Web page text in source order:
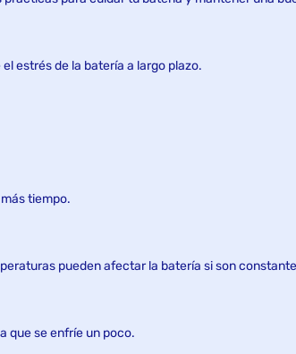
estrés de la batería a largo plazo.
tiempo.
pueden afectar la batería si son
que se enfríe un poco.